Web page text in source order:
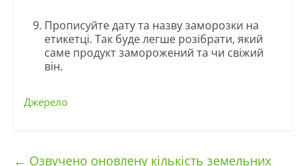
Прописуйте дату та назву заморозки на
етикетці. Так буде легше розібрати, який
саме продукт заморожений та чи свіжий
він.
Джерело
← Озвучено оновлену кількість земельних